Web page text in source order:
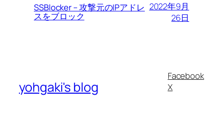
SSBlocker – 攻撃元のIPアドレ
スをブロック
2022年9月
26日
yohgaki's blog
Facebook
X